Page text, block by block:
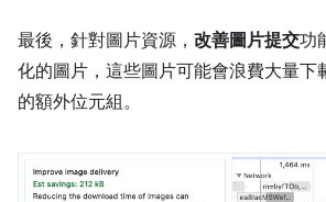
最後，針對圖片資源， 改善圖片提交功
化的圖片，這些圖片可能會浪費大量下
的額外位元組。